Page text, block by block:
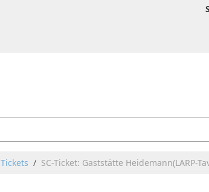
Tickets SC-Ticket: Gaststätte Heidemann(LARP-